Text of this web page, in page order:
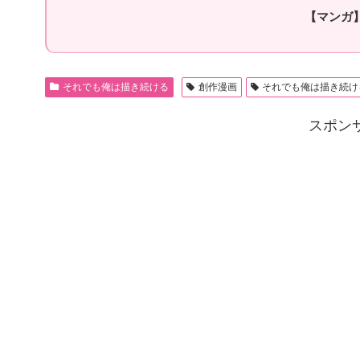
【マン
それでも俺は描き続ける 創作漫画 それでも俺は描き続
スポン